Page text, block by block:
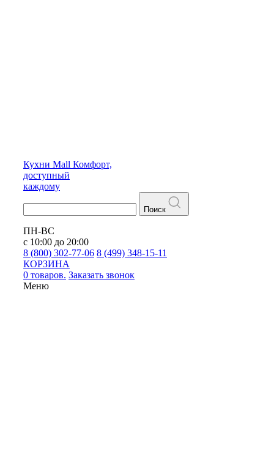
Кухни Mall Комфорт,
доступный
каждому
Поиск
ПН-ВС
с 10:00 до 20:00
8 (800) 302-77-06 8 (499) 348-15-11
КОРЗИНА
0 товаров. Заказать звонок
Меню